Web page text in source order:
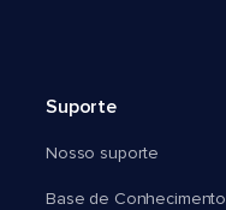
Suporte
Nosso suporte
Base de Conhecimento